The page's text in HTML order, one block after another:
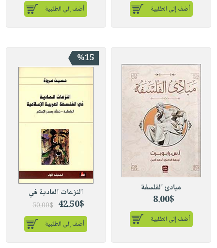
أضف إلى الطلبية أضف إلى الطلبية
مبادئ الفلسفة
8.00$
أضف إلى الطلبية
%15
النزعات المادية في
42.50$
50.00$
أضف إلى الطلبية